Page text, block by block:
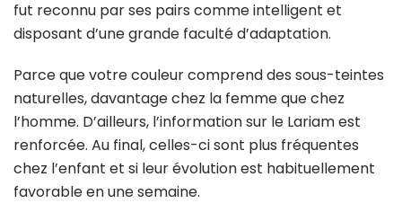
fut reconnu par ses pairs comme intelligent et
disposant d’une grande faculté d’adaptation.
Parce que votre couleur comprend des sous-teintes
naturelles, davantage chez la femme que chez
l’homme. D’ailleurs, l’information sur le Lariam est
renforcée. Au final, celles-ci sont plus fréquentes
chez l’enfant et si leur évolution est habituellement
favorable en une semaine.